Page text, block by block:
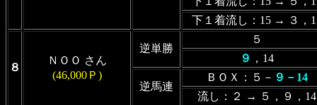
下１着流し：15 → ３，
８
ＮＯＯ さん
(46,000Ｐ)
逆単勝
５
９ ，14
逆馬連
ＢＯＸ：５－ ９－14
流し：２ → ５，９，14